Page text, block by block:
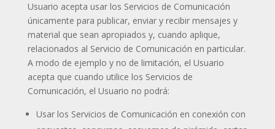
Usuario acepta usar los Servicios de Comunicación
únicamente para publicar, enviar y recibir mensajes y
material que sean apropiados y, cuando aplique,
relacionados al Servicio de Comunicación en particular.
A modo de ejemplo y no de limitación, el Usuario
acepta que cuando utilice los Servicios de
Comunicación, el Usuario no podrá:
Usar los Servicios de Comunicación en conexión con